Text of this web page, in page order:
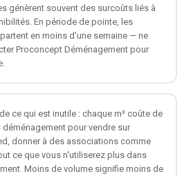
génèrent souvent des surcoûts liés à
En période de pointe, les
en moins d'une semaine — ne
Proconcept Déménagement pour
ce qui est inutile : chaque m³ coûte de
pour vendre sur
donner à des associations comme
ce que vous n'utiliserez plus dans
Moins de volume signifie moins de